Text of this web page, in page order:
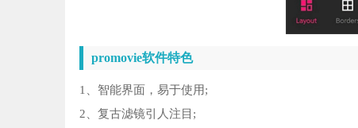
promovie软件特色
1、智能界面，易于使用;
2、复古滤镜引人注目;